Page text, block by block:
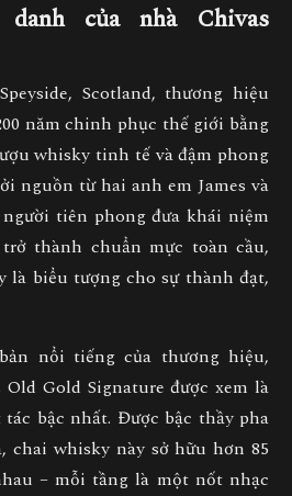
của nhà Chivas
Speyside, Scotland, thương hiệu
năm chinh phục thế giới bằng
whisky tinh tế và đậm phong
nguồn từ hai anh em James và
tiên phong đưa khái niệm
thành chuẩn mực toàn cầu,
là biểu tượng chosự thành đạt,
nổi tiếng của thương hiệu,
Old Gold Signature được xem là
bậc nhất. Được bậc thầy pha
chai whisky này sở hữu hơn85
– mỗi tầng là một nốt nhạc